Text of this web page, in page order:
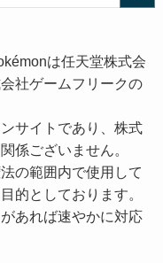
は任天堂株式会
社ゲームフリークの
サイトであり、株式
係ございません。
の範囲内で使用して
的としております。
あれば速やかに対応